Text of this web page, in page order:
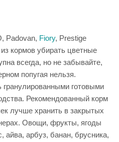
Padovan, Fiory, Prestige
кормов убирать цветные
всегда, но не забывайте,
попугая нельзя.
готовыми
Рекомендованный корм
лучше хранить в закрытых
Овощи, фрукты, ягоды
айва, арбуз, банан, брусника,